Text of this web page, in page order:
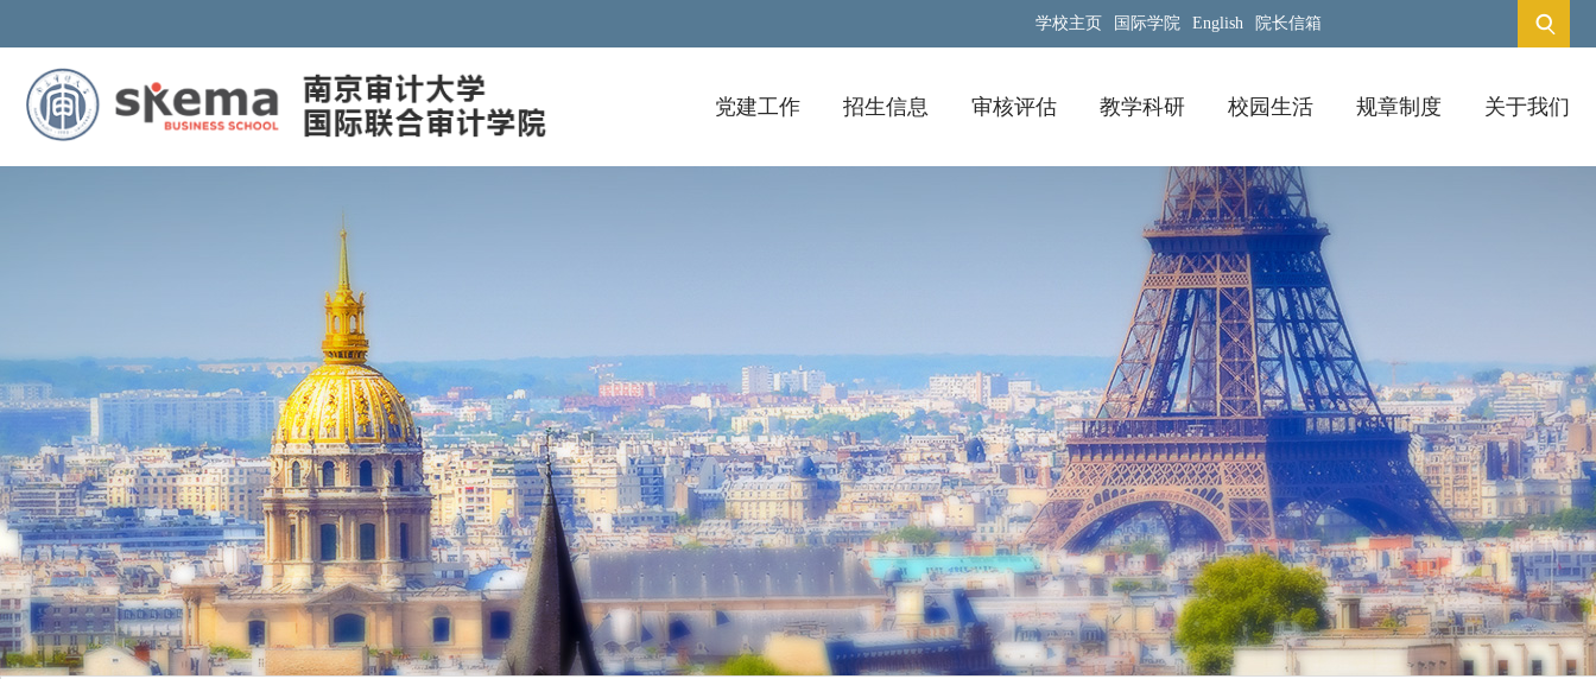
学校主页 国际学院 English 院长信箱
党建工作 招生信息 审核评估 教学科研 校园生活 规章制度 关于我们